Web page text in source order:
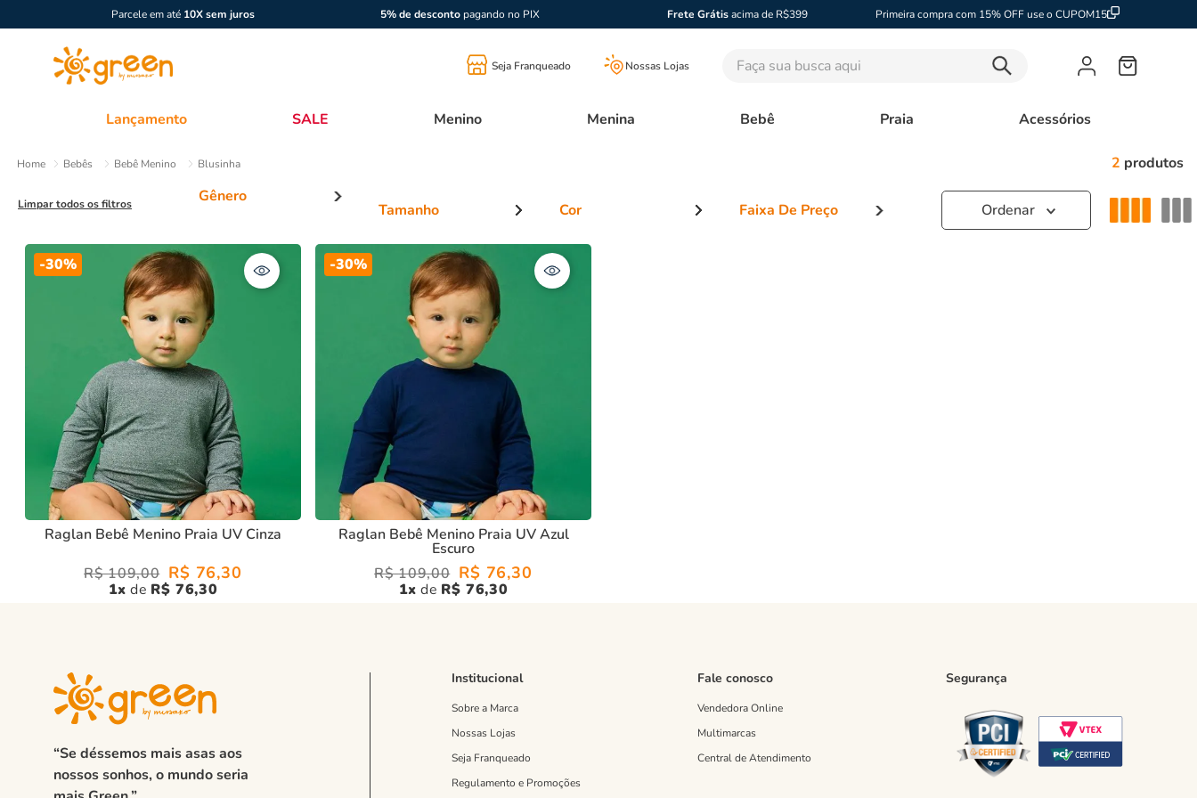
Parcele em até 10X sem juros 5% de descontopagando no PIX Frete Grátisacima de R$399 Primeira compra com 15% OFF use o CUPOM15
Seja Franqueado Nossas Lojas Faça sua busca aqui
Lançamento SALE Menino Menina Bebê Praia Acessórios
Bebês Bebê Menino Blusinha 2 produtos
Limpar todos os filtros
Tamanho Cor Faixa De Preço
-30%
Raglan Bebê Menino Praia UV Cinza
R$ 109,00 R$ 76,30
1 R$ 76,30
-30%
Raglan Bebê Menino Praia UV Azul
Escuro
R$ 109,00 R$ 76,30
1 R$ 76,30
“Se déssemos mais asas aos
nossos sonhos, o mundo seria
Institucional
Sobre a Marca
Nossas Lojas
Seja Franqueado
Regulamento e Promoções
Fale conosco
Vendedora Online
Multimarcas
Central de Atendimento
Segurança